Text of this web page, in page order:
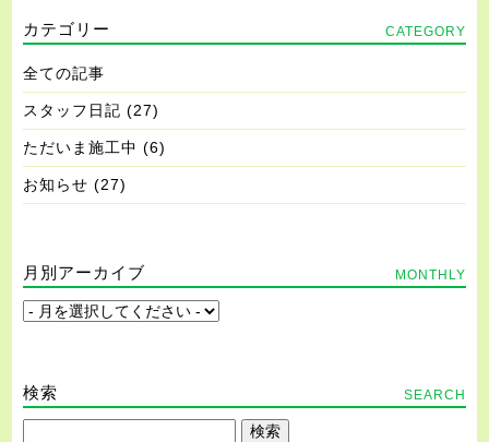
カテゴリー CATEGORY
全ての記事
スタッフ日記 (27)
ただいま施工中 (6)
お知らせ (27)
月別アーカイブ MONTHLY
検索 SEARCH